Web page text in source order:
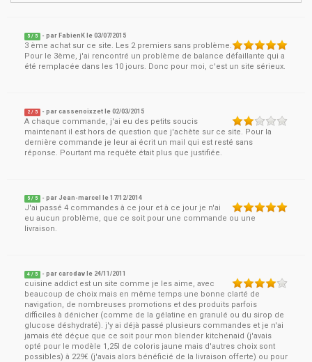
5 / 5 - par FabienK le03/07/2015
3 ème achat sur ce site. Les 2 premiers sans problème.
Pour le 3ème, j'ai rencontré un problème de balance défaillante qui a
été remplacée dans les 10 jours. Donc pour moi, c'est un site sérieux.
2 / 5 - parcassenoixzet le02/03/2015
A chaque commande, j'ai eu des petits soucis
maintenant il est hors de question que j'achète sur ce site. Pour la
dernière commande je leur ai écrit un mail qui est resté sans
réponse. Pourtant ma requête était plus que justifiée.
5 / 5 - par Jean-marcel le17/12/2014
J'ai passé 4 commandes à ce jour et à ce jour je n'ai
eu aucun problème, que ce soit pour une commande ou une
livraison.
4 / 5 - parcarodav le 24/11/2011
cuisine addict est un site comme je les aime, avec
beaucoup de choix mais en même temps une bonne clarté de
navigation, de nombreuses promotions et des produits parfois
difficiles à dénicher (comme de la gélatine en granulé ou du sirop de
glucose déshydraté). j'y ai déjà passé plusieurs commandes et je n'ai
jamais été déçue que ce soit pour mon blender kitchenaid (j'avais
opté pour le modèle 1,25l de coloris jaune mais d'autres choix sont
possibles) à 229€ (j'avais alors bénéficié de la livraison offerte) ou pour